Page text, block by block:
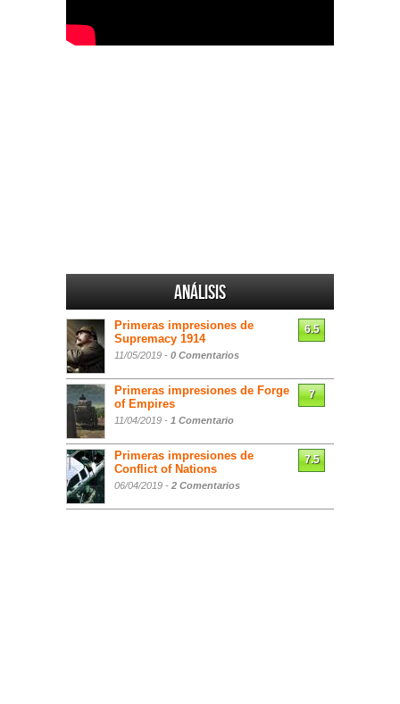
Análisis
Primeras impresiones de
Supremacy 1914
11/05/2019 - 0 Comentarios
6.5
Primeras impresiones de Forge
of Empires
11/04/2019 - 1 Comentario
7
Primeras impresiones de
Conflict of Nations
06/04/2019 - 2 Comentarios
7.5